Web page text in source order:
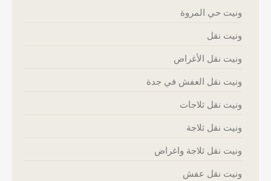
ونيت حي المروة
ونيت نقل
ونيت نقل الأغراض
ونيت نقل العفش في جدة
ونيت نقل ثلاجات
ونيت نقل ثلاجة
ونيت نقل ثلاجة واغراض
ونيت نقل عفش